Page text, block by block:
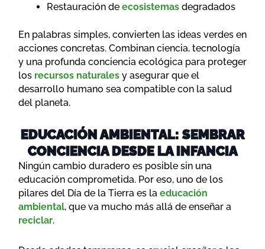
Restauración de ecosistemas degradados
En palabras simples, convierten las ideas verdes en
acciones concretas. Combinan ciencia, tecnología
y una profunda conciencia ecológica para proteger
los recursos naturales y asegurar que el
desarrollo humano sea compatible con la salud
del planeta.
EDUCACIÓN AMBIENTAL: SEMBRAR
CONCIENCIA DESDE LA INFANCIA
Ningún cambio duradero es posible sin una
educación comprometida. Por eso, uno de los
pilares del Día de la Tierra es la educación
ambiental, que va mucho más allá de enseñar a
reciclar.